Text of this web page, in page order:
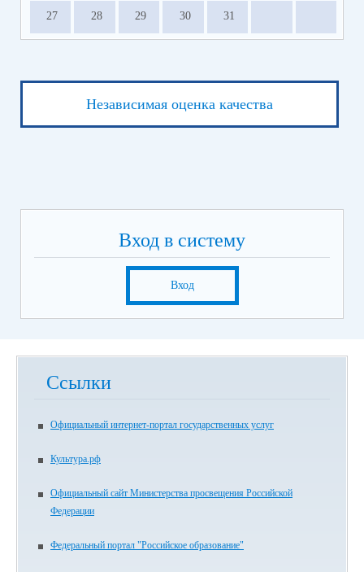
27 28 29 30 31
Независимая оценка качества
Вход в систему
Вход
Ссылки
Официальный интернет-портал государственных услуг
Культура.рф
Официальный сайт Министерства просвещения Российской
Федерации
Федеральный портал "Российское образование"